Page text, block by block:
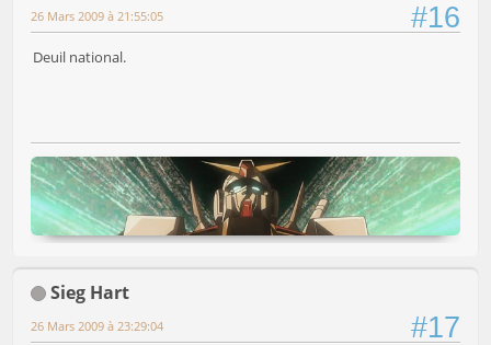
#16
26 Mars 2009 à 21:55:05
Deuil national.
Sieg Hart
#17
26 Mars 2009 à 23:29:04